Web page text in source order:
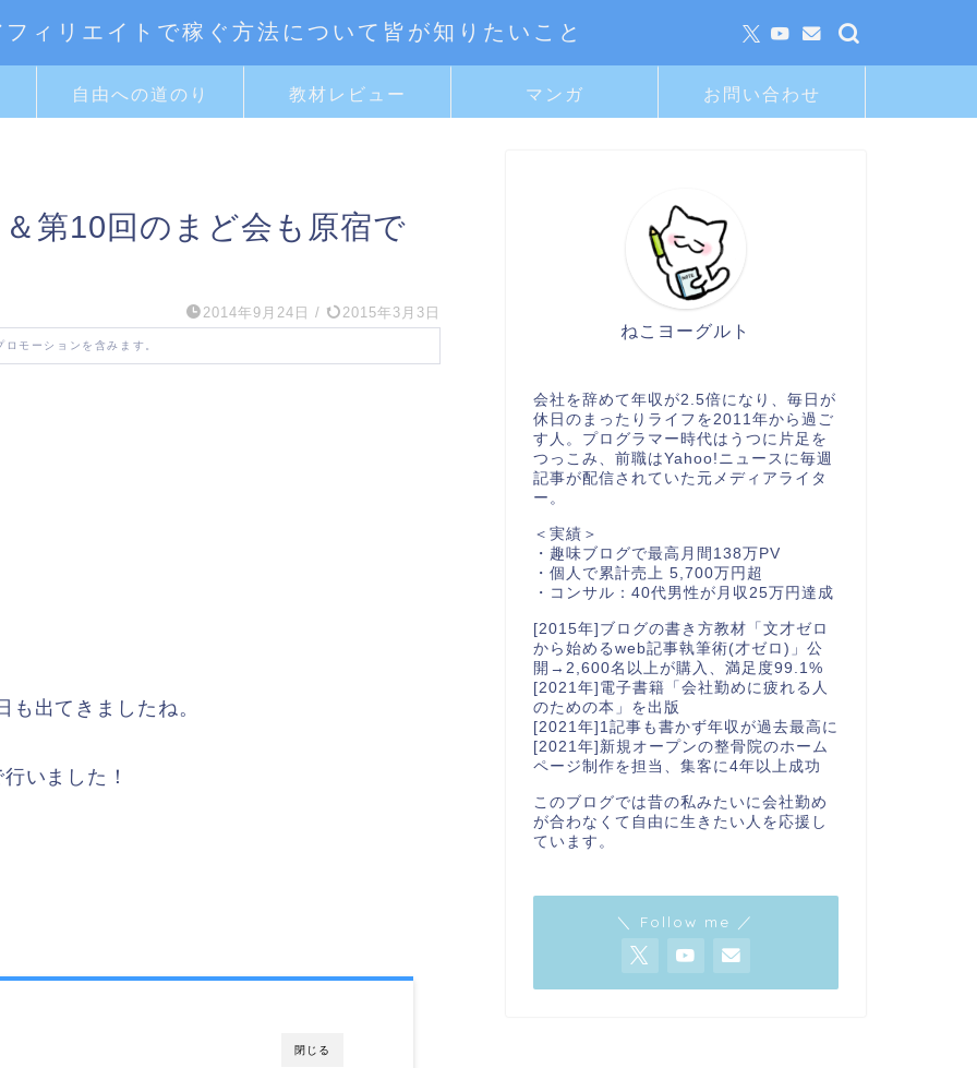
ィリエイトで稼ぐ方法について皆が知りたいこと
自由への道のり 教材レビュー マンガ お問い合わせ
第10回のまど会も原宿で
2014年9月24日 / 2015年3月3日
ロモーションを含みます。
出てきましたね。
いました！
閉じる
ねこヨーグルト
会社を辞めて年収が2.5倍になり、毎日が
休日のまったりライフを2011年から過ご
す人。プログラマー時代はうつに片足を
つっこみ、前職はYahoo!ニュースに毎週
記事が配信されていた元メディアライタ
ー。
＜実績＞
・趣味ブログで最高月間138万PV
・個人で累計売上 5,700万円超
・コンサル：40代男性が月収25万円達成
[2015年]ブログの書き方教材「文才ゼロ
から始めるweb記事執筆術(才ゼロ)」公
開→2,600名以上が購入、満足度99.1%
[2021年]電子書籍「会社勤めに疲れる人
のための本」を出版
[2021年]1記事も書かず年収が過去最高に
[2021年]新規オープンの整骨院のホーム
ページ制作を担当、集客に4年以上成功
このブログでは昔の私みたいに会社勤め
が合わなくて自由に生きたい人を応援し
ています。
＼ Follow me ／